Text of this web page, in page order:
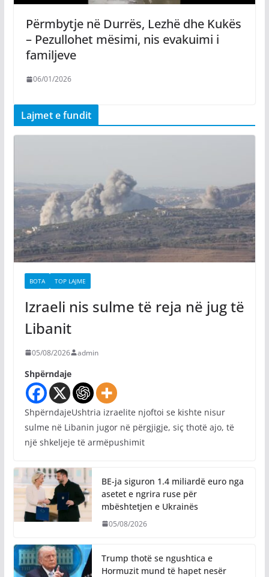
Përmbytje në Durrës, Lezhë dhe Kukës
– Pezullohet mësimi, nis evakuimi i
familjeve
06/01/2026
Lajmet e fundit
BOTA TOP LAJME
Izraeli nis sulme të reja në jug të
Libanit
05/08/2026 admin
Shpërndaje
ShpërndajeUshtria izraelite njoftoi se kishte nisur
sulme në Libanin jugor në përgjigje, siç thotë ajo, të
një shkeljeje të armëpushimit
BE-ja siguron 1.4 miliardë euro nga
asetet e ngrira ruse për
mbështetjen e Ukrainës
05/08/2026
Trump thotë se ngushtica e
Hormuzit mund të hapet nesër